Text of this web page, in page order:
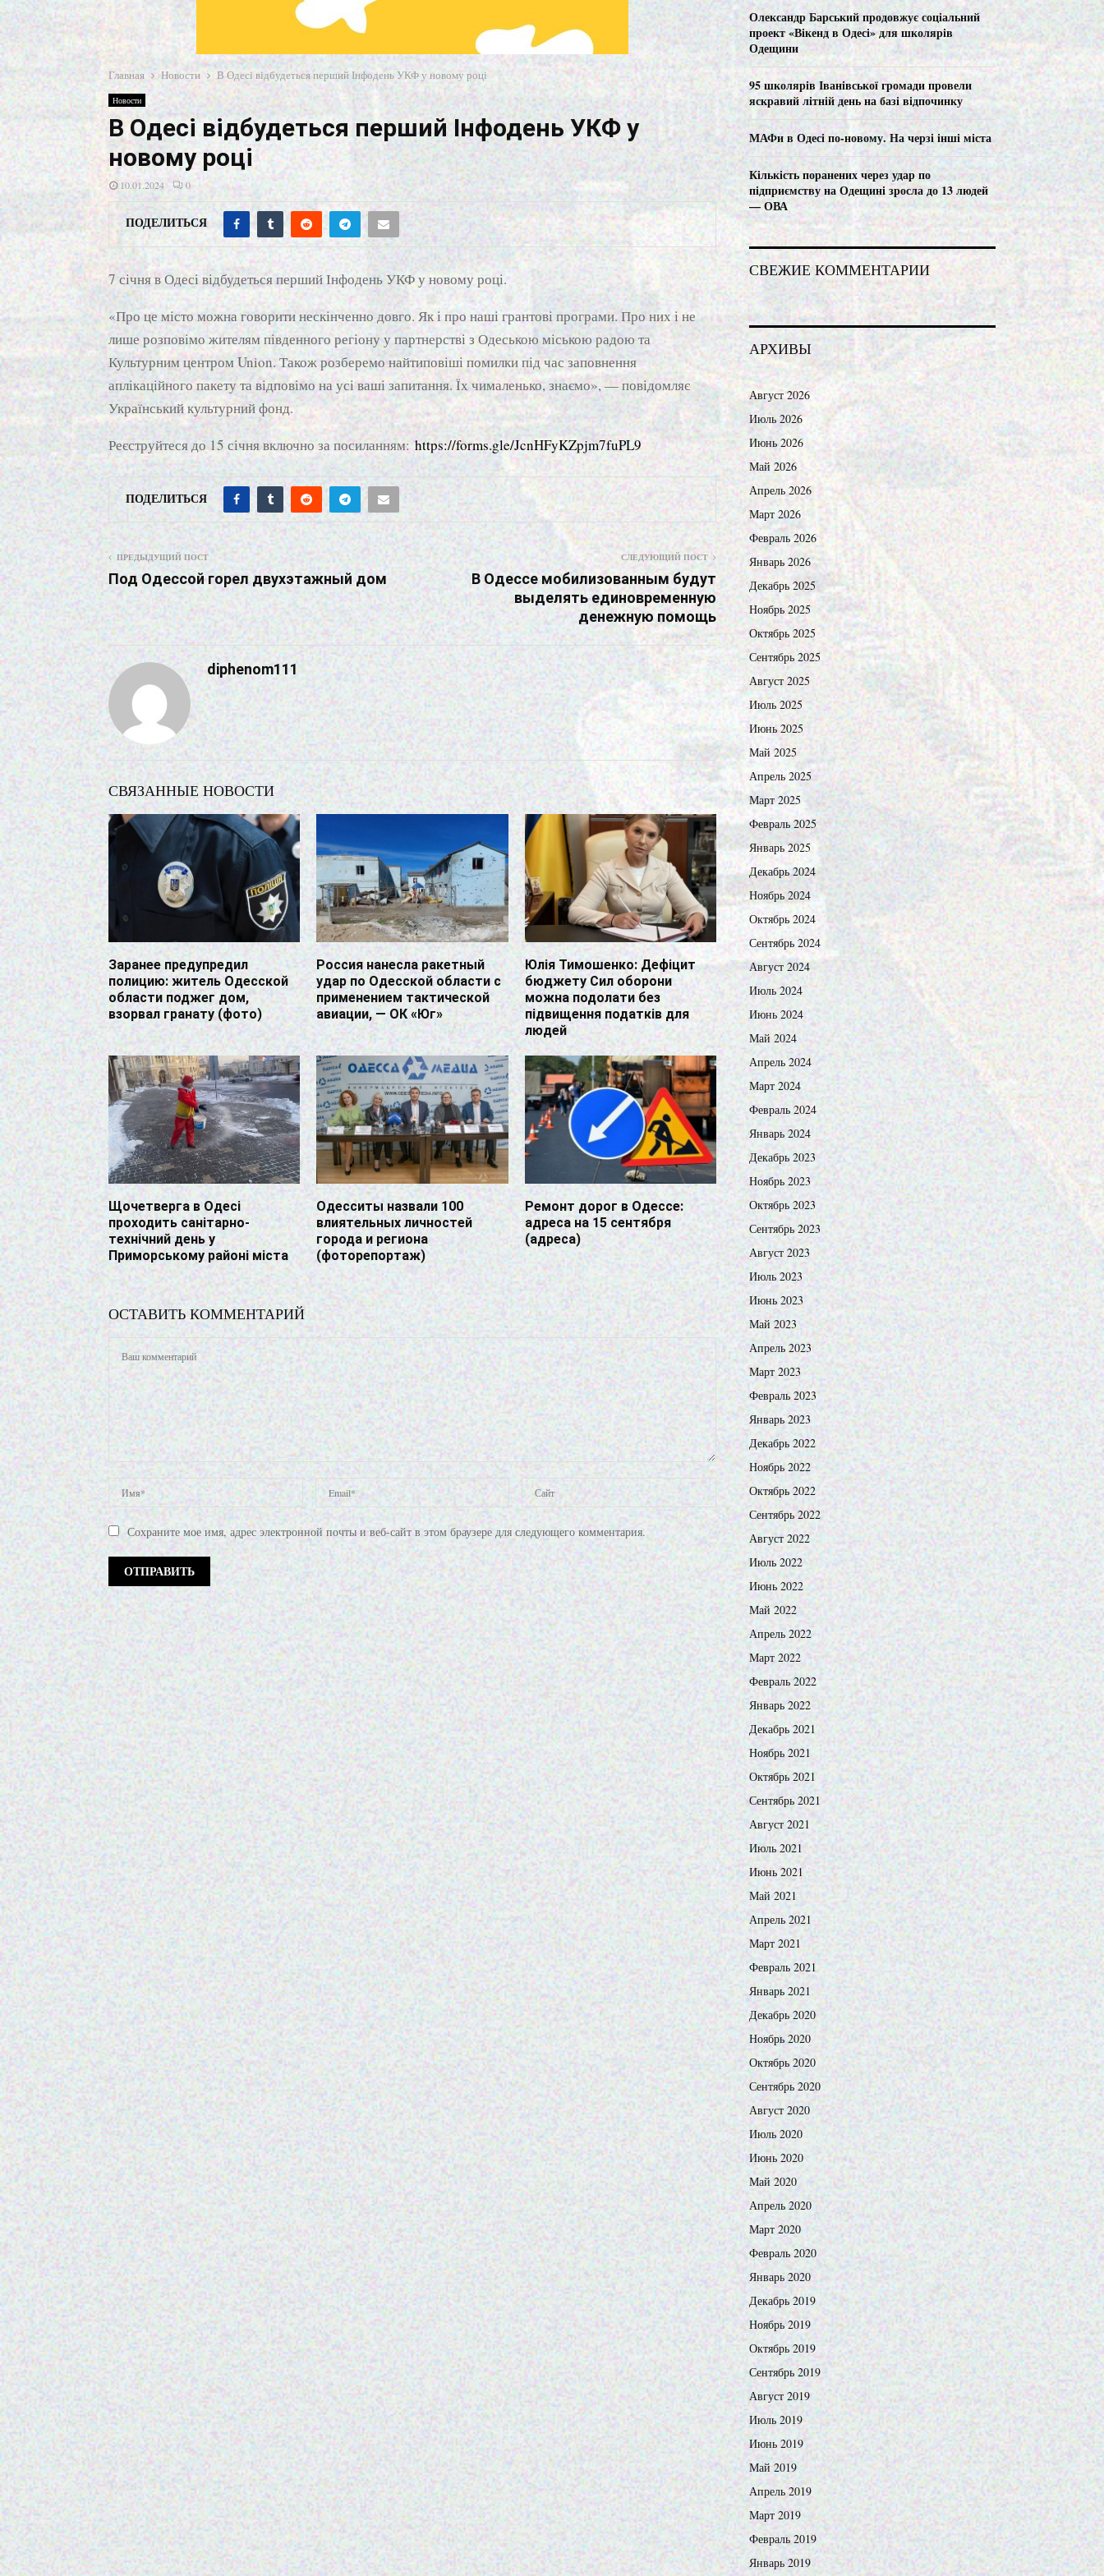
Главная Новости В Одесі відбудеться перший Інфодень УКФ у новому році
Новости
В Одесі відбудеться перший Інфодень УКФ у
новому році
10.01.2024 0
ПОДЕЛИТЬСЯ
7 січня в Одесі відбудеться перший Інфодень УКФ у новому році.
«Про це місто можна говорити нескінченно довго. Як і про наші грантові програми. Про них і не
лише розповімо жителям південного регіону у партнерстві з Одеською міською радою та
Культурним центром Union. Також розберемо найтиповіші помилки під час заповнення
аплікаційного пакету та відповімо на усі ваші запитання. Їх чималенько, знаємо», — повідомляє
Український культурний фонд.
Реєструйтеся до 15 січня включно за посиланням:https://forms.gle/JcnHFyKZpjm7fuPL9
ПОДЕЛИТЬСЯ
ПРЕДЫДУЩИЙ ПОСТ
Под Одессой горел двухэтажный дом
СЛЕДУЮЩИЙ ПОСТ
В Одессе мобилизованным будут
выделять единовременную
денежную помощь
diphenom111
СВЯЗАННЫЕ НОВОСТИ
Заранее предупредил
полицию: житель Одесской
области поджег дом,
взорвал гранату (фото)
Россия нанесла ракетный
удар по Одесской области с
применением тактической
авиации, — ОК «Юг»
Юлія Тимошенко: Дефіцит
бюджету Сил оборони
можна подолати без
підвищення податків для
людей
Щочетверга в Одесі
проходить санітарно-
технічний день у
Приморському районі міста
Одесситы назвали 100
влиятельных личностей
города и региона
(фоторепортаж)
Ремонт дорог в Одессе:
адреса на 15 сентября
(адреса)
ОСТАВИТЬ КОММЕНТАРИЙ
Сохраните мое имя, адрес электронной почты и веб-сайт в этом браузере для следующего комментария.
C
H
Олександр Барський продовжує соціальний
проект «Вікенд в Одесі» для школярів
Одещини
95 школярів Іванівської громади провели
яскравий літній день на базі відпочинку
МАФи в Одесі по-новому. На черзі інші міста
Кількість поранених через удар по
підприємству на Одещині зросла до 13 людей
— ОВА
СВЕЖИЕ КОММЕНТАРИИ
АРХИВЫ
Август 2026
Июль 2026
Июнь 2026
Май 2026
Апрель 2026
Март 2026
Февраль 2026
Январь 2026
Декабрь 2025
Ноябрь 2025
Октябрь 2025
Сентябрь 2025
Август 2025
Июль 2025
Июнь 2025
Май 2025
Апрель 2025
Март 2025
Февраль 2025
Январь 2025
Декабрь 2024
Ноябрь 2024
Октябрь 2024
Сентябрь 2024
Август 2024
Июль 2024
Июнь 2024
Май 2024
Апрель 2024
Март 2024
Февраль 2024
Январь 2024
Декабрь 2023
Ноябрь 2023
Октябрь 2023
Сентябрь 2023
Август 2023
Июль 2023
Июнь 2023
Май 2023
Апрель 2023
Март 2023
Февраль 2023
Январь 2023
Декабрь 2022
Ноябрь 2022
Октябрь 2022
Сентябрь 2022
Август 2022
Июль 2022
Июнь 2022
Май 2022
Апрель 2022
Март 2022
Февраль 2022
Январь 2022
Декабрь 2021
Ноябрь 2021
Октябрь 2021
Сентябрь 2021
Август 2021
Июль 2021
Июнь 2021
Май 2021
Апрель 2021
Март 2021
Февраль 2021
Январь 2021
Декабрь 2020
Ноябрь 2020
Октябрь 2020
Сентябрь 2020
Август 2020
Июль 2020
Июнь 2020
Май 2020
Апрель 2020
Март 2020
Февраль 2020
Январь 2020
Декабрь 2019
Ноябрь 2019
Октябрь 2019
Сентябрь 2019
Август 2019
Июль 2019
Июнь 2019
Май 2019
Апрель 2019
Март 2019
Февраль 2019
Январь 2019